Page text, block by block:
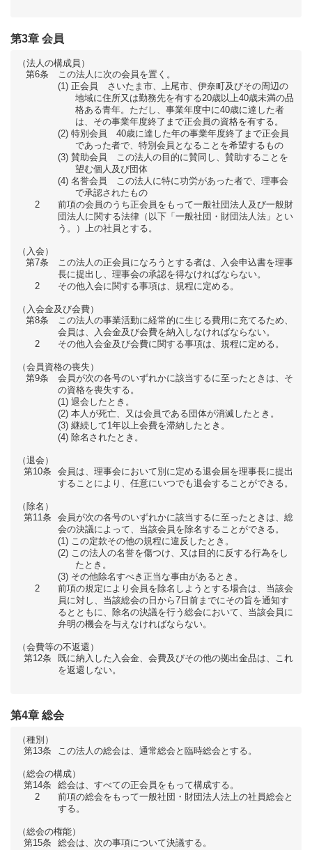
第3章 会員
（法人の構成員）
第6条
この法人に次の会員を置く。
正会員 さいたま市、上尾市、伊奈町及びその周辺の
地域に住所又は勤務先を有する20歳以上40歳未満の品
格ある青年。ただし、事業年度中に40歳に達した者
は、その事業年度終了まで正会員の資格を有する。
特別会員 40歳に達した年の事業年度終了まで正会員
であった者で、特別会員となることを希望するもの
賛助会員 この法人の目的に賛同し、賛助することを
望む個人及び団体
名誉会員 この法人に特に功労があった者で、理事会
で承認されたもの
2
前項の会員のうち正会員をもって一般社団法人及び一般財
団法人に関する法律（以下「一般社団・財団法人法」とい
う。）上の社員とする。
（入会）
第7条
この法人の正会員になろうとする者は、入会申込書を理事
長に提出し、理事会の承認を得なければならない。
2
その他入会に関する事項は、規程に定める。
（入会金及び会費）
第8条
この法人の事業活動に経常的に生じる費用に充てるため、
会員は、入会金及び会費を納入しなければならない。
2
その他入会金及び会費に関する事項は、規程に定める。
（会員資格の喪失）
第9条
会員が次の各号のいずれかに該当するに至ったときは、そ
の資格を喪失する。
退会したとき。
本人が死亡、又は会員である団体が消滅したとき。
継続して1年以上会費を滞納したとき。
除名されたとき。
（退会）
第10条
会員は、理事会において別に定める退会届を理事長に提出
することにより、任意にいつでも退会することができる。
（除名）
第11条
会員が次の各号のいずれかに該当するに至ったときは、総
会の決議によって、当該会員を除名することができる。
この定款その他の規程に違反したとき。
この法人の名誉を傷つけ、又は目的に反する行為をし
たとき。
その他除名すべき正当な事由があるとき。
2
前項の規定により会員を除名しようとする場合は、当該会
員に対し、当該総会の日から7日前までにその旨を通知す
るとともに、除名の決議を行う総会において、当該会員に
弁明の機会を与えなければならない。
（会費等の不返還）
第12条
既に納入した入会金、会費及びその他の拠出金品は、これ
を返還しない。
第4章 総会
（種別）
第13条
この法人の総会は、通常総会と臨時総会とする。
（総会の構成）
第14条
総会は、すべての正会員をもって構成する。
2
前項の総会をもって一般社団・財団法人法上の社員総会と
する。
（総会の権能）
第15条
総会は、次の事項について決議する。